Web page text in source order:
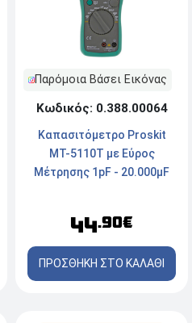
Παρόμοια Βάσει Εικόνας
Κωδικός: 0.388.00064
Καπασιτόμετρο Proskit
MT-5110T με Εύρος
Mέτρησης 1pF - 20.000μF
44.90€
ΠΡΟΣΘΗΚΗ ΣΤΟ ΚΑΛΑΘΙ